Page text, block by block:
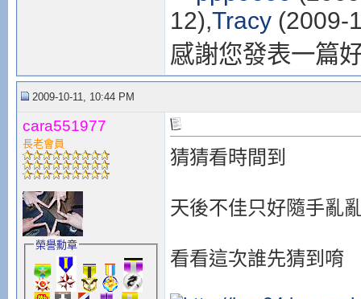
12),Tracy(2009-
感謝您發表一篇
2009-10-11, 10:44 PM
cara551977
長老會員
榮譽勳章
猜猜看時間到
天後不佳只好隨手亂
看看這次誰先猜到唷